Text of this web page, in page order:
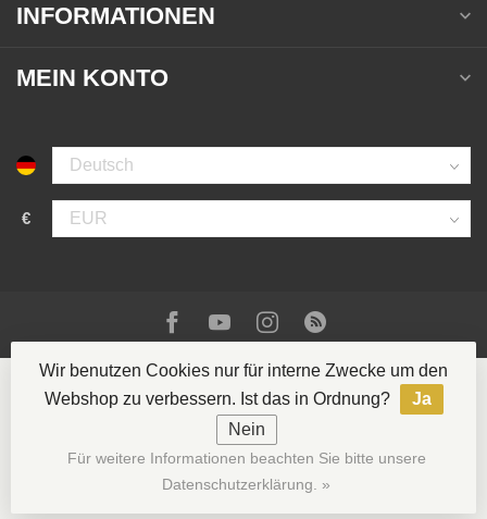
INFORMATIONEN
MEIN KONTO
€
© Copyright 2026 La Casa del Tabaco- Powered by
Lightspeed- Theme byDyvelopment
Wir benutzen Cookies nur für interne Zwecke um den
Webshop zu verbessern. Ist das in Ordnung?
Ja
Nein
Für weitere Informationen beachten Sie bitte unsere
Datenschutzerklärung. »